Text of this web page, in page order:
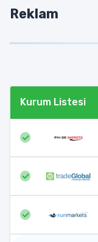
Reklam
Kurum Listesi